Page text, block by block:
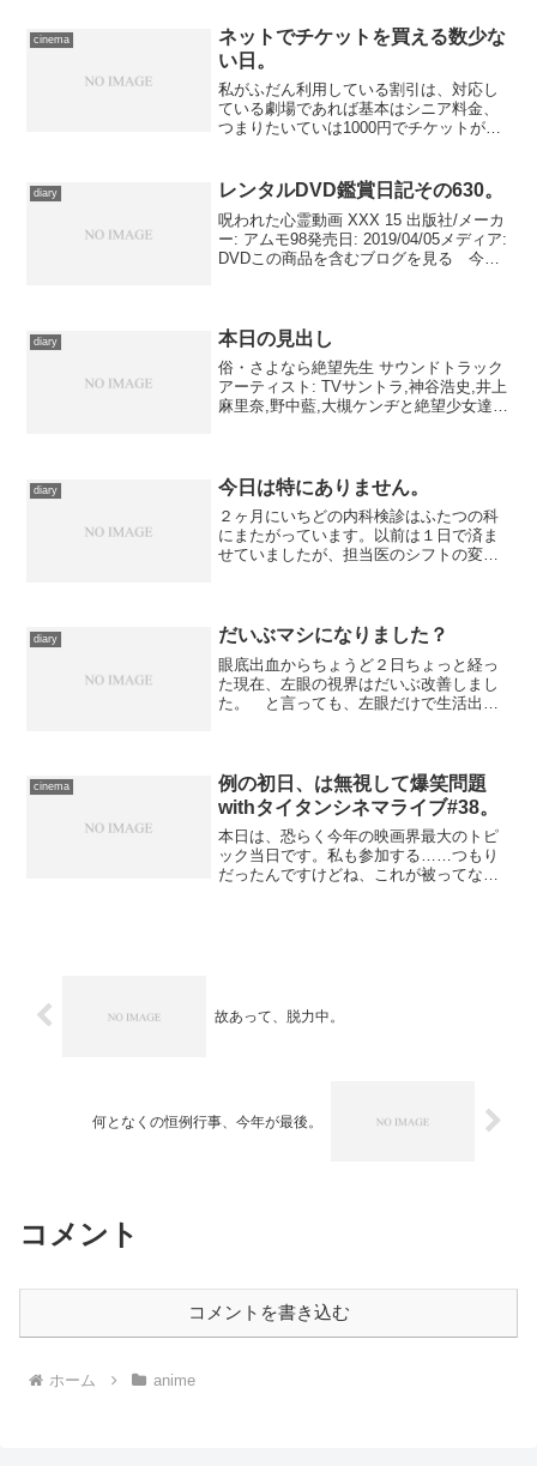
cinema
ネットでチケットを買える数少な
い日。
私がふだん利用している割引は、対応し
ている劇場であれば基本はシニア料金、
つまりたいていは1000円でチケットが購
正規の料金を支払わねばならないデメリ
ットがある。 しかし...
diary レンタルDVD鑑賞日記その630。
呪われた心霊動画 XXX 15 出版社/メーカ
ー: アムモ98発売日: 2019/04/05メディア:
DVDこの商品を含むブログを見る 今年
diary 本日の見出し
俗・さよなら絶望先生 サウンドトラック
アーティスト: TVサントラ,神谷浩史,井上
麻里奈,野中藍,大槻ケンヂと絶望少女達,
diary 今日は特にありません。
２ヶ月にいちどの内科検診はふたつの科
にまたがっています。以前は１日で済ま
せていましたが、担当医のシフトの変更
どうにも気乗りがしないの...
diary だいぶマシになりました？
眼底出血からちょうど２日ちょっと経っ
た現在、左眼の視界はだいぶ改善しまし
た。 と言っても、左眼だけで生活出来
に無理矢理印刷した光景、...
cinema
例の初日、は無視して爆笑問題
withタイタンシネマライブ#38。
本日は、恐らく今年の映画界最大のトピ
ック当日です。私も参加する……つもり
だったんですけどね、これが被ってなけ
故あって、脱力中。
何となくの恒例行事、今年が最後。
コメント
コメントを書き込む
ホーム anime